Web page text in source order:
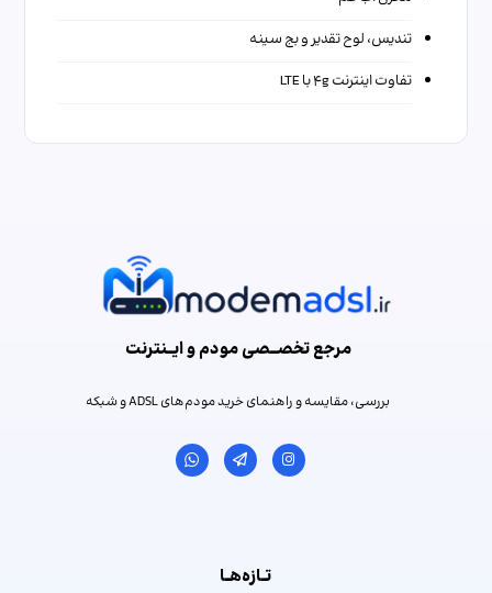
تندیس، لوح تقدیر و بج سینه
تفاوت اینترنت ۴g با LTE
مرجع تخصـــصی مودم و ایـــنترنت
بررسی، مقایسه و راهنمای خرید مودم‌های ADSL و شبکه
تــازه‌هــا